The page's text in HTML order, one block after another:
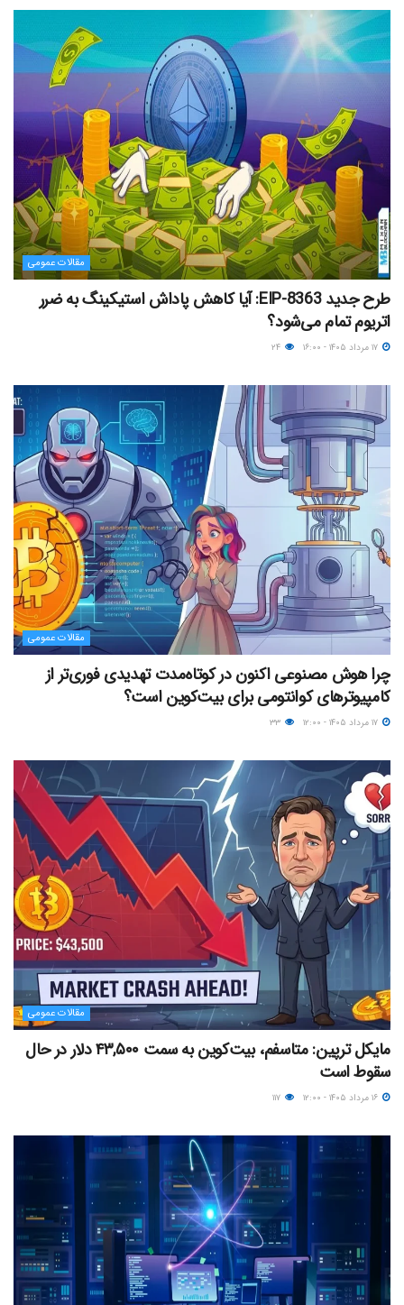
مقالات عمومی
طرح جدید EIP-8363: آیا کاهش پاداش استیکینگ به ضرر
اتریوم تمام می‌شود؟
مقالات عمومی
چرا هوش مصنوعی اکنون در کوتاه‌مدت تهدیدی فوری‌تر از
کامپیوترهای کوانتومی برای بیت‌کوین است؟
مقالات عمومی
مایکل ترپین: متاسفم، بیت‌کوین به سمت ۴۳,۵۰۰ دلار در حال
سقوط است